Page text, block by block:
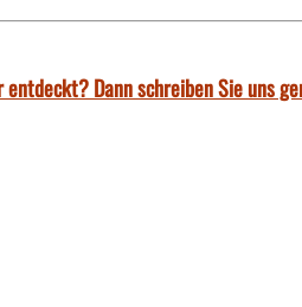
entdeckt? Dann schreiben Sie uns